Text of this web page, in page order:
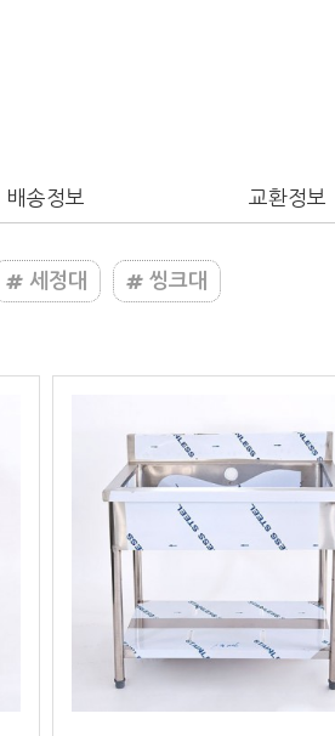
배송정보 교환정보
세정대 씽크대